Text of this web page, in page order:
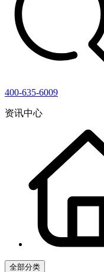
400-635-6009
资讯中心
全部分类